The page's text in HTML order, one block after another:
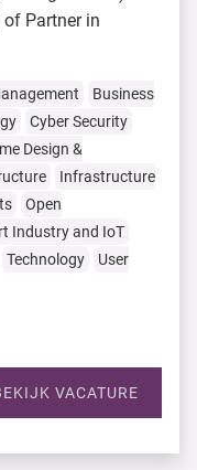
Partner in
Business
Cyber Security
Design &
Infrastructure
Open
Industry and IoT
Technology
User
VACATURE